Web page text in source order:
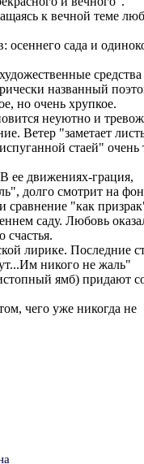
к вечной теме
осеннего сада и
средства
названный
но очень хрупкое.
неуютно и
Ветер "заметает
стаей" очень
ее движениях-грация,
долго смотрит на
сравнение "как
саду. Любовь
лирике. Последние
никого не жаль"
ямб) придают
чего уже никогда не